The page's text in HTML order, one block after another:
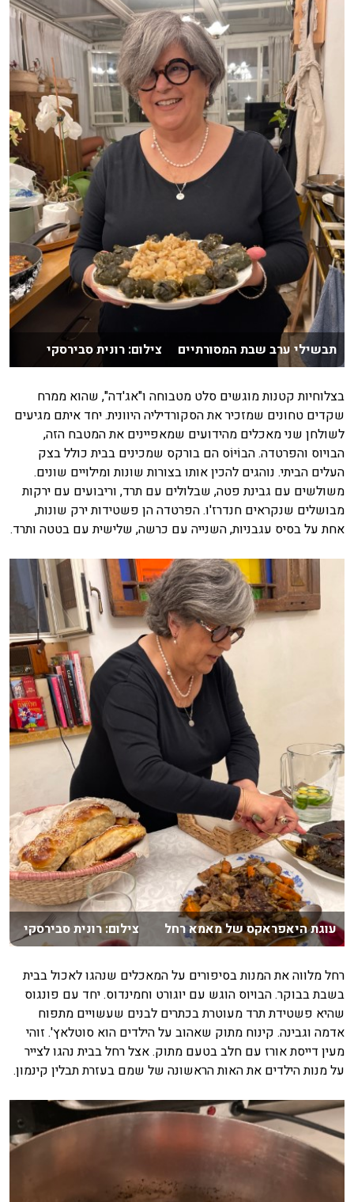
תבשילי ערב שבת המסורתיים צילום: רונית סבירסקי
בצלוחיות קטנות מוגשים סלט מטבוחה ו"אג'דה", שהוא ממרח
שקדים טחונים שמזכיר את הסקורדיליה היוונית. יחד איתם מגיעים
לשולחן שני מאכלים מהידועים שמאפיינים את המטבח הזה,
הבויוס והפרטדה. הבוֹיּוֹס הם בורקס שמכינים בבית כולל בצק
העלים הביתי. נוהגים להכין אותו בצורות שונות ומילויים שונים.
משולשים עם גבינת פטה, שבלולים עם תרד, וריבועים עם ירקות
מבושלים שנקראים חנדרז'ו. הפרטדה הן פשטידות ירק שונות,
אחת על בסיס עגבניות, השנייה עם כרשה, שלישית עם בטטה ותרד.
עוגת היאפראקס של מאמא רחל צילום: רונית סבירסקי
רחל מלווה את המנות בסיפורים על המאכלים שנהגו לאכול בבית
בשבת בבוקר. הבויוס הוגש עם יוגורט וחמינדוס. יחד עם פונגוס
שהיא פשטידת תרד מעוטרת בכתרים לבנים שעשויים מתפוח
אדמה וגבינה. קינוח מתוק שאהוב על הילדים הוא סוטלאץ'. זוהי
מעין דייסת אורז עם חלב בטעם מתוק. אצל רחל בבית נהגו לצייר
על מנות הילדים את האות הראשונה של שמם בעזרת תבלין קינמון.